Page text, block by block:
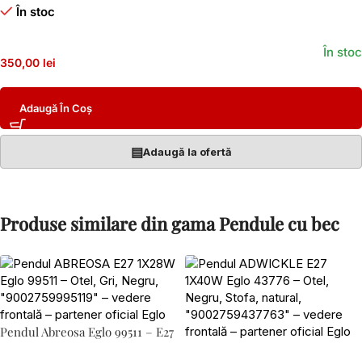
În stoc
350,00 lei
În stoc
Adaugă În Coș
▤Adaugă la ofertă
Produse similare din gama Pendule cu bec
Pendul Abreosa Eglo 99511 – E27